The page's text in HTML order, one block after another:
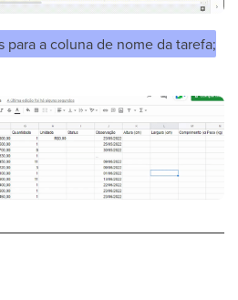
a coluna de nome da tarefa;